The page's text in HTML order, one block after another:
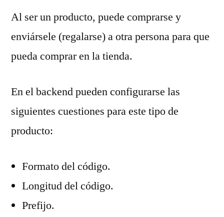
Al ser un producto, puede comprarse y
enviársele (regalarse) a otra persona para que
pueda comprar en la tienda.
En el backend pueden configurarse las
siguientes cuestiones para este tipo de
producto:
Formato del código.
Longitud del código.
Prefijo.